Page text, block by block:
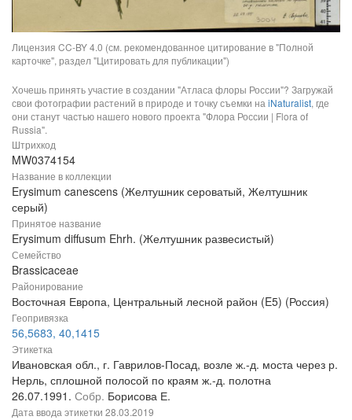
Лицензия CC-BY 4.0 (см. рекомендованное цитирование в "Полной
карточке", раздел "Цитировать для публикации")
Хочешь принять участие в создании "Атласа флоры России"? Загружай
свои фотографии растений в природе и точку съемки на iNaturalist, где
они станут частью нашего нового проекта "Флора России | Flora of
Russia".
Штрихкод
MW0374154
Название в коллекции
Erysimum canescens (Желтушник сероватый, Желтушник
серый)
Принятое название
Erysimum diffusum Ehrh. (Желтушник развесистый)
Семейство
Brassicaceae
Районирование
Восточная Европа, Центральный лесной район (E5) (Россия)
Геопривязка
56,5683, 40,1415
Этикетка
Ивановская обл., г. Гаврилов-Посад, возле ж.-д. моста через р.
Нерль, сплошной полосой по краям ж.-д. полотна
26.07.1991. Собр. Борисова Е.
Дата ввода этикетки 28.03.2019